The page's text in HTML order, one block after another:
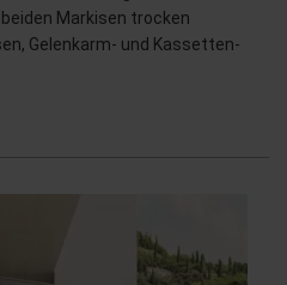
Markisen trocken
Gelenkarm- und Kassetten-